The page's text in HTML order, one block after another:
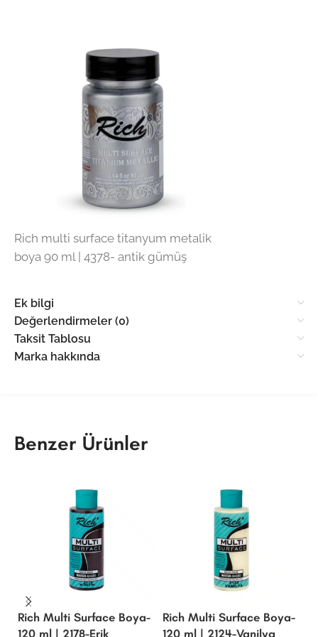
Rich multi surface titanyum metalik
boya 90 ml | 4378- antik gümüş
Ek bilgi
Değerlendirmeler (0)
Taksit Tablosu
Marka hakkında
Benzer Ürünler
Rich Multi Surface Boya-
120 ml | 2178-Erik
Rich Multi Surface Boya-
120 ml | 2124-Vanilya